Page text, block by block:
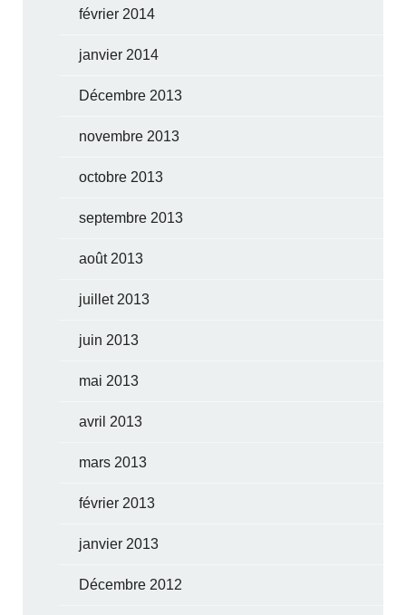
février 2014
janvier 2014
Décembre 2013
novembre 2013
octobre 2013
septembre 2013
août 2013
juillet 2013
juin 2013
mai 2013
avril 2013
mars 2013
février 2013
janvier 2013
Décembre 2012